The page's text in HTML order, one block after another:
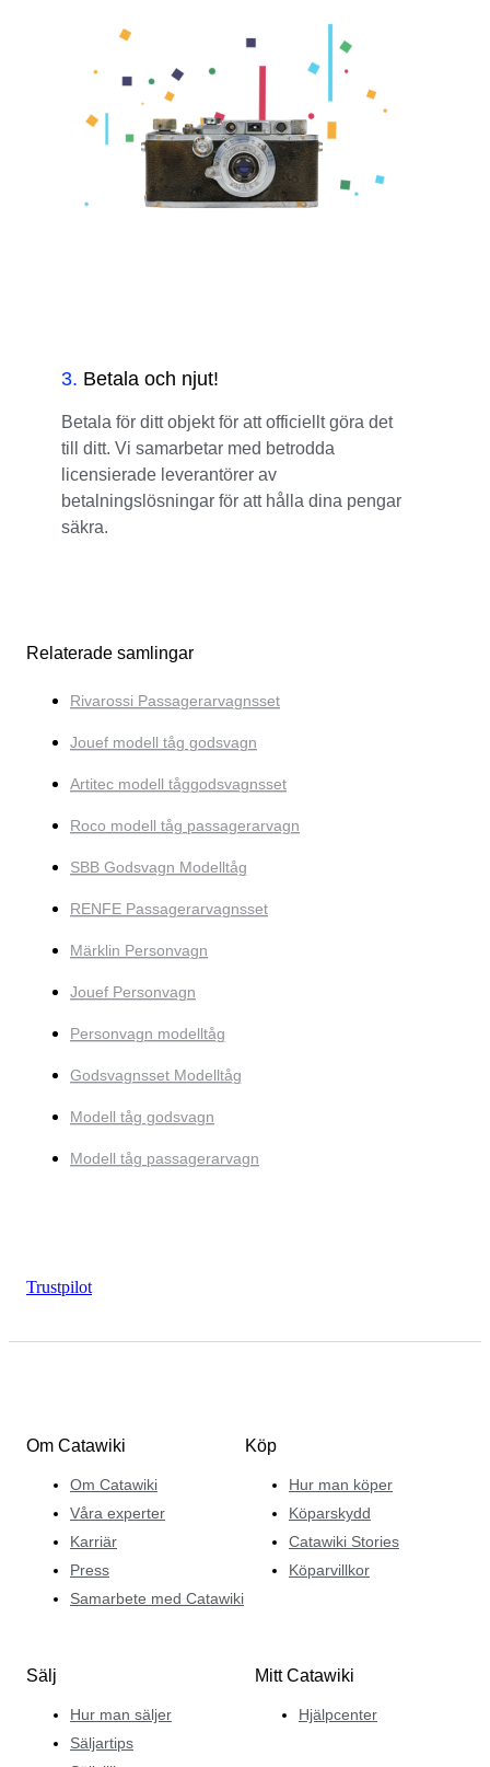
3. Betala och njut!
Betala för ditt objekt för att officiellt göra det
till ditt. Vi samarbetar med betrodda
licensierade leverantörer av
betalningslösningar för att hålla dina pengar
säkra.
Relaterade samlingar
Rivarossi Passagerarvagnsset
Jouef modell tåg godsvagn
Artitec modell tåggodsvagnsset
Roco modell tåg passagerarvagn
SBB Godsvagn Modelltåg
RENFE Passagerarvagnsset
Märklin Personvagn
Jouef Personvagn
Personvagn modelltåg
Godsvagnsset Modelltåg
Modell tåg godsvagn
Modell tåg passagerarvagn
Trustpilot
Om Catawiki
Om Catawiki
Våra experter
Karriär
Press
Samarbete med Catawiki
Köp
Hur man köper
Köparskydd
Catawiki Stories
Köparvillkor
Sälj
Hur man säljer
Säljartips
Mitt Catawiki
Hjälpcenter